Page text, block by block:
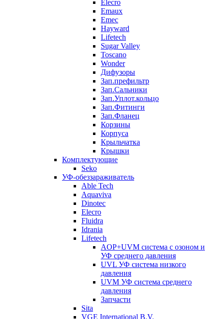
Elecro
Emaux
Emec
Hayward
Lifetech
Sugar Valley
Toscano
Wonder
Дифузоры
Зап.префильтр
Зап.Сальники
Зап.Уплот.кольцо
Зап.Фитинги
Зап.Фланец
Корзины
Корпуcа
Крыльчатка
Крышки
Комплектующие
Seko
УФ-обеззараживатель
Able Tech
Aquaviva
Dinotec
Elecro
Fluidra
Idrania
Lifetech
AOP+UVM система с озоном и
УФ среднего давления
UVL УФ система низкого
давления
UVM УФ система среднего
давления
Запчасти
Sita
VGE International B.V.